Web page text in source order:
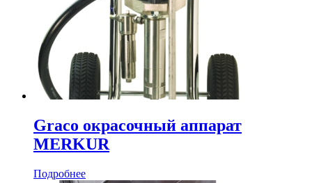
Graco окрасочный аппарат
MERKUR
Подробнее